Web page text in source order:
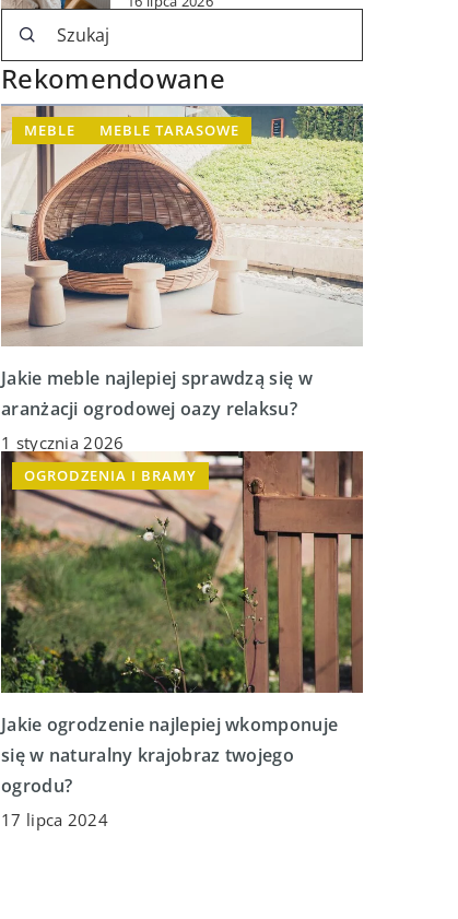
Rekomendowane
MEBLE MEBLE TARASOWE
Jakie meble najlepiej sprawdzą się w
aranżacji ogrodowej oazy relaksu?
1 stycznia 2026
OGRODZENIA I BRAMY
Jakie ogrodzenie najlepiej wkomponuje
się w naturalny krajobraz twojego
ogrodu?
17 lipca 2024